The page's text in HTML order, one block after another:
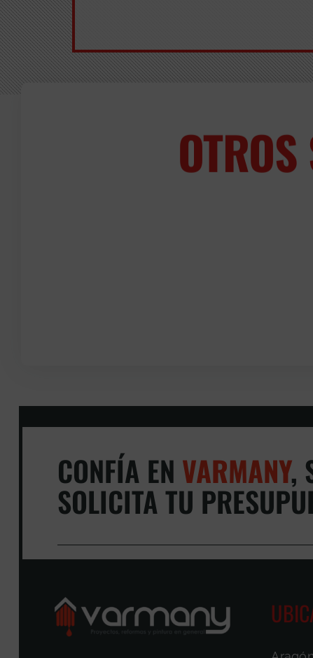
CONFÍA EN VARMANY,
SOLICITA TU